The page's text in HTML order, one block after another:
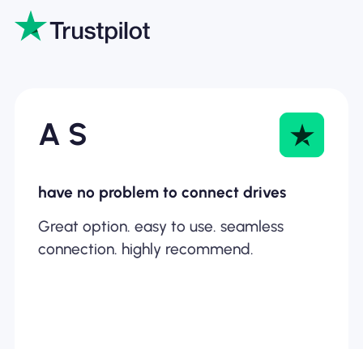
A S
have no problem to connect drives
Great option. easy to use. seamless
connection. highly recommend.